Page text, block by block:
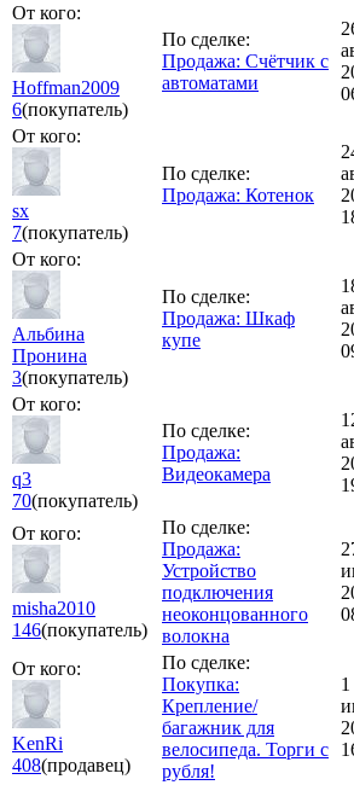
От кого:
Hoffman2009
6(покупатель)
По сделке:
Продажа: Счётчик с
автоматами
От кого:
sx
7(покупатель)
По сделке:
Продажа: Котенок
От кого:
Альбина
Пронина
3(покупатель)
По сделке:
Продажа: Шкаф
купе
От кого:
q3
70(покупатель)
По сделке:
Продажа:
Видеокамера
От кого:
misha2010
146(покупатель)
По сделке:
Продажа:
Устройство
подключения
неоконцованного
волокна
От кого:
KenRi
408(продавец)
По сделке:
Покупка:
Крепление/
багажник для
велосипеда. Торги с
рубля!
1